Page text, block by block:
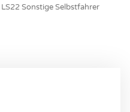
LS22 Sonstige Selbstfahrer